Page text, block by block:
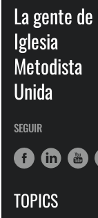
La gente
Iglesia
Metodista
Unida
SEGUIR
TOPICS